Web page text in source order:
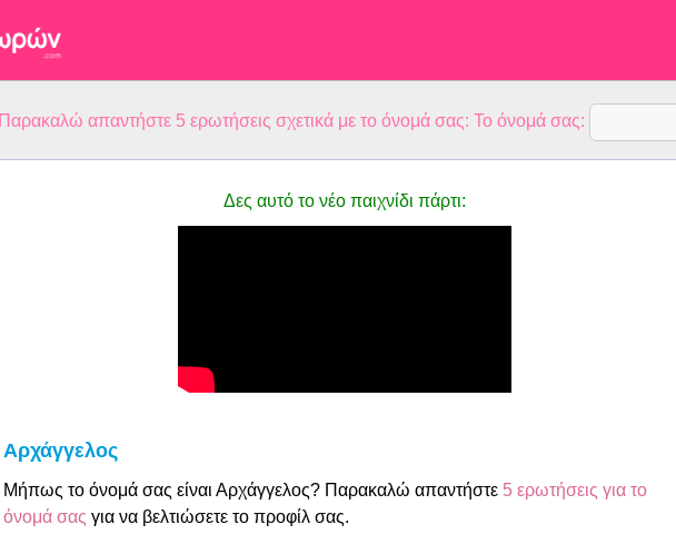
Παρακαλώ απαντήστε 5 ερωτήσεις σχετικά με το όνομά σας: Το όνομά σας:
Δες αυτό το νέο παιχνίδι πάρτι:
Αρχάγγελος
Μήπως το όνομά σας είναι Αρχάγγελος? Παρακαλώ απαντήστε5 ερωτήσεις για το
όνομά σας για να βελτιώσετε το προφίλ σας.